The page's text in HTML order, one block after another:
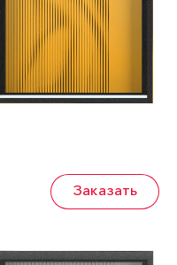
Заказать